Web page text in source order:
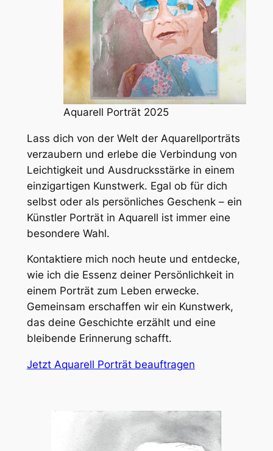
Aquarell Porträt 2025
Lass dich von der Welt der Aquarellporträts
verzaubern und erlebe die Verbindung von
Leichtigkeit und Ausdrucksstärke in einem
einzigartigen Kunstwerk. Egal ob für dich
selbst oder als persönliches Geschenk – ein
Künstler Porträt in Aquarell ist immer eine
besondere Wahl.
Kontaktiere mich noch heute und entdecke,
wie ich die Essenz deiner Persönlichkeit in
einem Porträt zum Leben erwecke.
Gemeinsam erschaffen wir ein Kunstwerk,
das deine Geschichte erzählt und eine
bleibende Erinnerung schafft.
Jetzt Aquarell Porträt beauftragen